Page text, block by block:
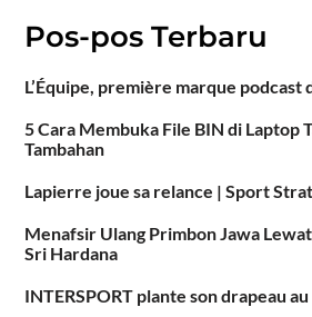
Pos-pos Terbaru
L’Équipe, première marque podcast
5 Cara Membuka File BIN di Laptop
Tambahan
Lapierre joue sa relance | Sport
Menafsir Ulang Primbon Jawa
Sri Hardana
INTERSPORT plante son drapeau